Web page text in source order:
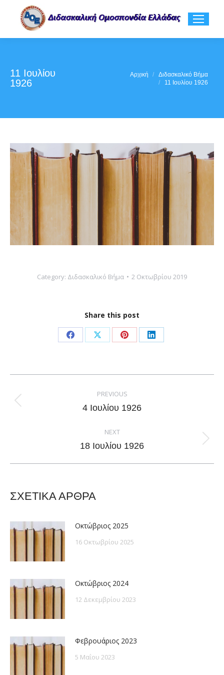
11 Ιουλίου
1926
Αρχική
Διδασκαλικό Βήμα
11 Ιουλίου 1926
Category: Διδασκαλικό Βήμα 2 Οκτωβρίου 2019
Share this post
Share
Facebook
Share
X
Share
Pinterest
Share
LinkedIn
navigation
PREVIOUS
Previous
4 Ιουλίου 1926
NEXT
Next
18 Ιουλίου 1926
ΣΧΕΤΙΚΑ ΑΡΘΡΑ
Οκτώβριος 2025
16 Οκτωβρίου 2025
Οκτώβριος 2024
12 Δεκεμβρίου 2023
Φεβρουάριος 2023
5 Μαΐου 2023